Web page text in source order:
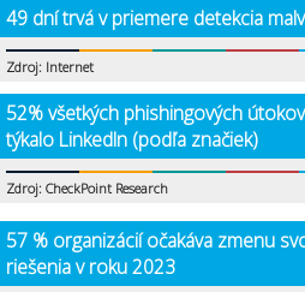
49 dní trvá v priemere detekcia
Zdroj: Internet
52% všetkých phishingových
týkalo LinkedIn (podľa značiek)
Zdroj: CheckPoint Research
57 % organizácií očakáva zmenu
riešenia v roku 2023